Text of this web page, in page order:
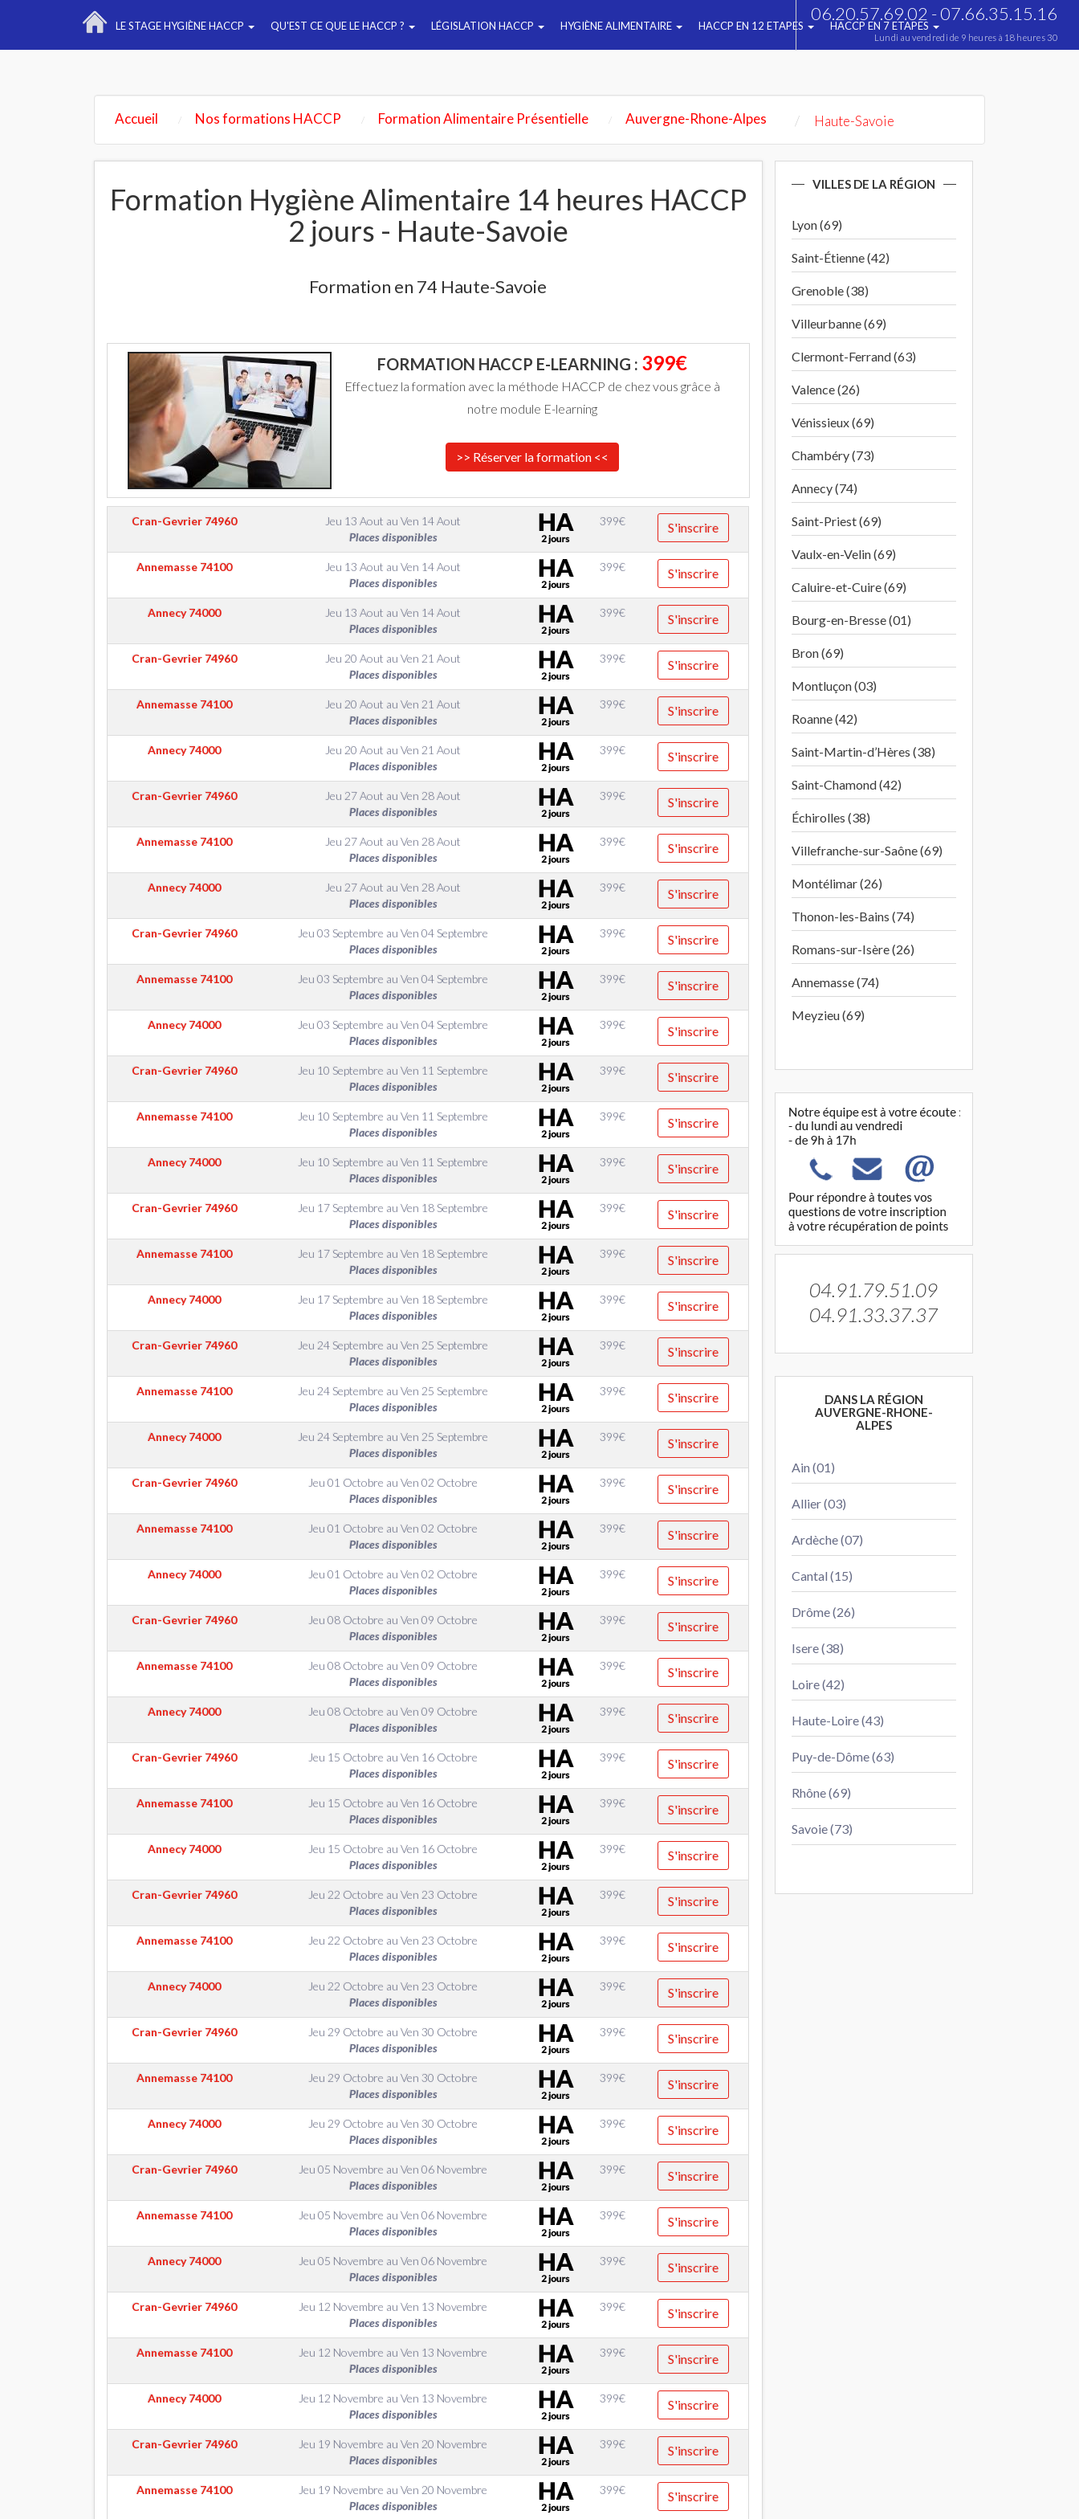
LE STAGE HYGIÈNE HACCP QU'EST CE QUE LE HACCP ? LÉGISLATION HACCP HYGIÈNE ALIMENTAIRE HACCP EN 12 ETAPES HACCP EN 7 ETAPES
06.20.57.69.02 - 07.66.35.15.16
Lundi au vendredi de 9 heures à 18 heures 30
Accueil Nos formations HACCP Formation Alimentaire Présentielle Auvergne-Rhone-Alpes Haute-Savoie
Formation Hygiène Alimentaire 14 heures HACCP
2 jours - Haute-Savoie
Formation en 74 Haute-Savoie
FORMATION HACCP E-LEARNING : 399€
Effectuez la formation avec la méthode HACCP de chez vous grâce à
notre module E-learning
>> Réserver la formation <<
Cran-Gevrier 74960 Jeu 13 Aout auVen 14 Aout
Places disponibles
399€ S'inscrire
Annemasse 74100 Jeu 13 Aout auVen 14 Aout
Places disponibles
399€ S'inscrire
Annecy74000 Jeu 13 Aout auVen 14 Aout
Places disponibles
399€ S'inscrire
Cran-Gevrier 74960 Jeu 20 Aout auVen 21 Aout
Places disponibles
399€ S'inscrire
Annemasse 74100 Jeu 20 Aout auVen 21 Aout
Places disponibles
399€ S'inscrire
Annecy74000 Jeu 20 Aout auVen 21 Aout
Places disponibles
399€ S'inscrire
Cran-Gevrier 74960 Jeu 27 Aout auVen 28 Aout
Places disponibles
399€ S'inscrire
Annemasse 74100 Jeu 27 Aout auVen 28 Aout
Places disponibles
399€ S'inscrire
Annecy74000 Jeu 27 Aout auVen 28 Aout
Places disponibles
399€ S'inscrire
Cran-Gevrier 74960 Jeu 03 Septembre auVen 04 Septembre
Places disponibles
399€ S'inscrire
Annemasse 74100 Jeu 03 Septembre auVen 04 Septembre
Places disponibles
399€ S'inscrire
Annecy74000 Jeu 03 Septembre auVen 04 Septembre
Places disponibles
399€ S'inscrire
Cran-Gevrier 74960 Jeu 10 Septembre auVen 11 Septembre
Places disponibles
399€ S'inscrire
Annemasse 74100 Jeu 10 Septembre auVen 11 Septembre
Places disponibles
399€ S'inscrire
Annecy74000 Jeu 10 Septembre auVen 11 Septembre
Places disponibles
399€ S'inscrire
Cran-Gevrier 74960 Jeu 17 Septembre auVen 18 Septembre
Places disponibles
399€ S'inscrire
Annemasse 74100 Jeu 17 Septembre auVen 18 Septembre
Places disponibles
399€ S'inscrire
Annecy74000 Jeu 17 Septembre auVen 18 Septembre
Places disponibles
399€ S'inscrire
Cran-Gevrier 74960 Jeu 24 Septembre auVen 25 Septembre
Places disponibles
399€ S'inscrire
Annemasse 74100 Jeu 24 Septembre auVen 25 Septembre
Places disponibles
399€ S'inscrire
Annecy74000 Jeu 24 Septembre auVen 25 Septembre
Places disponibles
399€ S'inscrire
Cran-Gevrier 74960 Jeu 01 Octobre auVen 02 Octobre
Places disponibles
399€ S'inscrire
Annemasse 74100 Jeu 01 Octobre auVen 02 Octobre
Places disponibles
399€ S'inscrire
Annecy74000 Jeu 01 Octobre auVen 02 Octobre
Places disponibles
399€ S'inscrire
Cran-Gevrier 74960 Jeu 08 Octobre auVen 09 Octobre
Places disponibles
399€ S'inscrire
Annemasse 74100 Jeu 08 Octobre auVen 09 Octobre
Places disponibles
399€ S'inscrire
Annecy74000 Jeu 08 Octobre auVen 09 Octobre
Places disponibles
399€ S'inscrire
Cran-Gevrier 74960 Jeu 15 Octobre auVen 16 Octobre
Places disponibles
399€ S'inscrire
Annemasse 74100 Jeu 15 Octobre auVen 16 Octobre
Places disponibles
399€ S'inscrire
Annecy74000 Jeu 15 Octobre auVen 16 Octobre
Places disponibles
399€ S'inscrire
Cran-Gevrier 74960 Jeu 22 Octobre auVen 23 Octobre
Places disponibles
399€ S'inscrire
Annemasse 74100 Jeu 22 Octobre auVen 23 Octobre
Places disponibles
399€ S'inscrire
Annecy74000 Jeu 22 Octobre auVen 23 Octobre
Places disponibles
399€ S'inscrire
Cran-Gevrier 74960 Jeu 29 Octobre auVen 30 Octobre
Places disponibles
399€ S'inscrire
Annemasse 74100 Jeu 29 Octobre auVen 30 Octobre
Places disponibles
399€ S'inscrire
Annecy74000 Jeu 29 Octobre auVen 30 Octobre
Places disponibles
399€ S'inscrire
Cran-Gevrier 74960 Jeu 05 Novembre auVen 06 Novembre
Places disponibles
399€ S'inscrire
Annemasse 74100 Jeu 05 Novembre auVen 06 Novembre
Places disponibles
399€ S'inscrire
Annecy74000 Jeu 05 Novembre auVen 06 Novembre
Places disponibles
399€ S'inscrire
Cran-Gevrier 74960 Jeu 12 Novembre auVen 13 Novembre
Places disponibles
399€ S'inscrire
Annemasse 74100 Jeu 12 Novembre auVen 13 Novembre
Places disponibles
399€ S'inscrire
Annecy74000 Jeu 12 Novembre auVen 13 Novembre
Places disponibles
399€ S'inscrire
Cran-Gevrier 74960 Jeu 19 Novembre auVen 20 Novembre
Places disponibles
399€ S'inscrire
Annemasse 74100 Jeu 19 Novembre auVen 20 Novembre
Places disponibles
399€ S'inscrire
VILLES DE LA RÉGION
Lyon (69)
Saint-Étienne (42)
Grenoble (38)
Villeurbanne (69)
Clermont-Ferrand (63)
Valence (26)
Vénissieux (69)
Chambéry (73)
Annecy (74)
Saint-Priest (69)
Vaulx-en-Velin (69)
Caluire-et-Cuire (69)
Bourg-en-Bresse (01)
Bron (69)
Montluçon (03)
Roanne (42)
Saint-Martin-d’Hères (38)
Saint-Chamond (42)
Échirolles (38)
Villefranche-sur-Saône (69)
Montélimar (26)
Thonon-les-Bains (74)
Romans-sur-Isère (26)
Annemasse (74)
Meyzieu (69)
04.91.79.51.09
04.91.33.37.37
DANS LA RÉGION
AUVERGNE-RHONE-
ALPES
Ain (01)
Allier (03)
Ardèche (07)
Cantal (15)
Drôme (26)
Isere (38)
Loire (42)
Haute-Loire (43)
Puy-de-Dôme (63)
Rhône (69)
Savoie (73)